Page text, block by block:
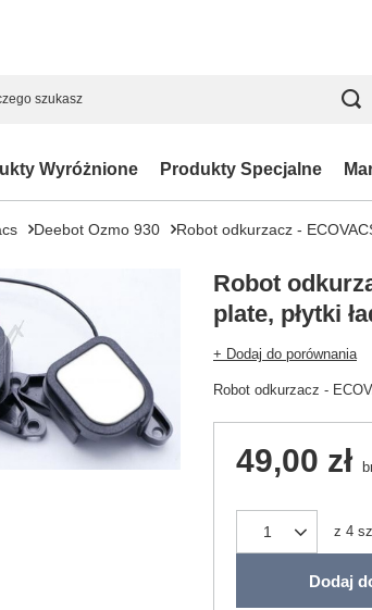
Wyróżnione Produkty Specjalne
Deebot Ozmo 930 Robot odkurzacz -
Robot
plate, płytki
+ Dodaj do porównania
Robot odkurzacz -
49,00 zł
z 4
Dodaj